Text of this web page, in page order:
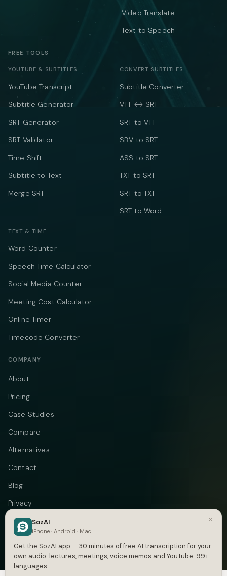
Video Translate
Text to Speech
FREE TOOLS
YOUTUBE & SUBTITLES
YouTube Transcript
Subtitle Generator
SRT Generator
SRT Validator
Time Shift
Subtitle to Text
Merge SRT
CONVERT SUBTITLES
Subtitle Converter
VTT ↔ SRT
SRT to VTT
SBV to SRT
ASS to SRT
TXT to SRT
SRT to TXT
SRT to Word
TEXT & TIME
Word Counter
Speech Time Calculator
Social Media Counter
Meeting Cost Calculator
Online Timer
Timecode Converter
COMPANY
About
Pricing
Case Studies
Compare
Alternatives
Contact
Blog
Privacy
Terms
DMCA
×
SozAI
iPhone · Android · Mac
Get the SozAI app — 30 minutes of free AI transcription for your
own audio: lectures, meetings, voice memos and YouTube. 99+
languages.